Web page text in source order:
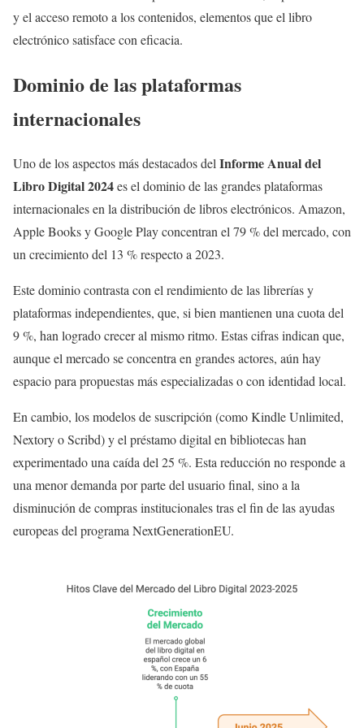
y el acceso remoto a los contenidos, elementos que el libro
electrónico satisface con eficacia.
Dominio de las plataformas
internacionales
Uno de los aspectos más destacados del Informe Anual del
Libro Digital 2024es el dominio de las grandes plataformas
internacionales en la distribución de libros electrónicos. Amazon,
Apple Books y Google Play concentran el 79 % del mercado, con
un crecimiento del 13 % respecto a 2023.
Este dominio contrasta con el rendimiento de las librerías y
plataformas independientes, que, si bien mantienen una cuota del
9 %, han logrado crecer al mismo ritmo. Estas cifras indican que,
aunque el mercado se concentra en grandes actores, aún hay
espacio para propuestas más especializadas o con identidad local.
En cambio, los modelos de suscripción (como Kindle Unlimited,
Nextory o Scribd) y el préstamo digital en bibliotecas han
experimentado una caída del 25 %. Esta reducción no responde a
una menor demanda por parte del usuario final, sino a la
disminución de compras institucionales tras el fin de las ayudas
europeas del programa NextGenerationEU.